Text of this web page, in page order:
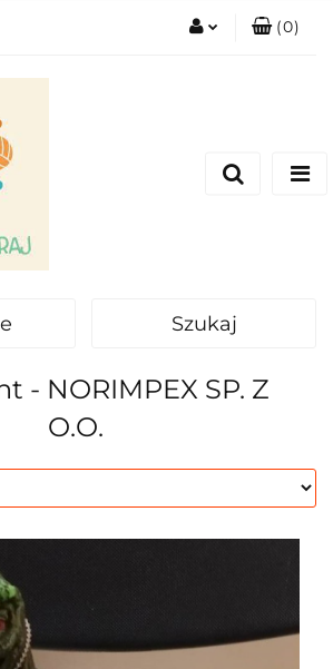
(0)
Szukaj
- NORIMPEX SP. Z
O.O.